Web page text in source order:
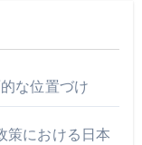
な位置づけ
策における日本